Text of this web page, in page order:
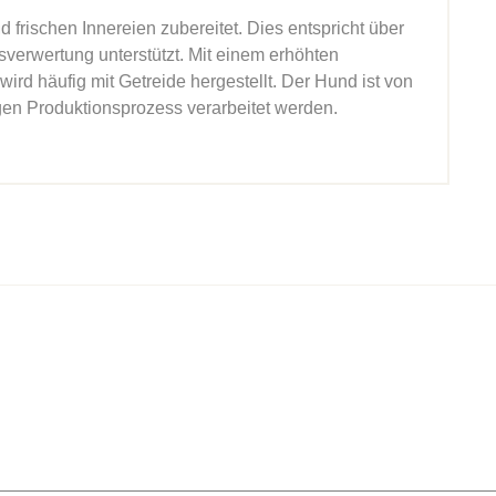
frischen Innereien zubereitet. Dies entspricht über
unterstützt. Mit einem erhöhten
häufig mit Getreide hergestellt. Der Hund ist von
Produktionsprozess verarbeitet werden.